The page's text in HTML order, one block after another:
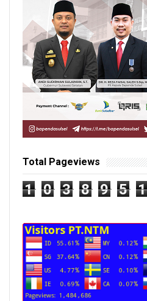
Total Pageviews
1 0 3 8 9 5 1